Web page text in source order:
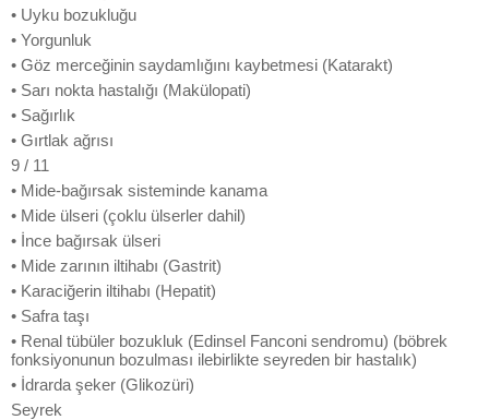
• Uyku bozukluğu
• Yorgunluk
• Göz merceğinin saydamlığını kaybetmesi (Katarakt)
• Sarı nokta hastalığı (Makülopati)
• Sağırlık
• Gırtlak ağrısı
9 / 11
• Mide-bağırsak sisteminde kanama
• Mide ülseri (çoklu ülserler dahil)
• İnce bağırsak ülseri
• Mide zarının iltihabı (Gastrit)
• Karaciğerin iltihabı (Hepatit)
• Safra taşı
• Renal tübüler bozukluk (Edinsel Fanconi sendromu) (böbrek
fonksiyonunun bozulması ilebirlikte seyreden bir hastalık)
• İdrarda şeker (Glikozüri)
Seyrek